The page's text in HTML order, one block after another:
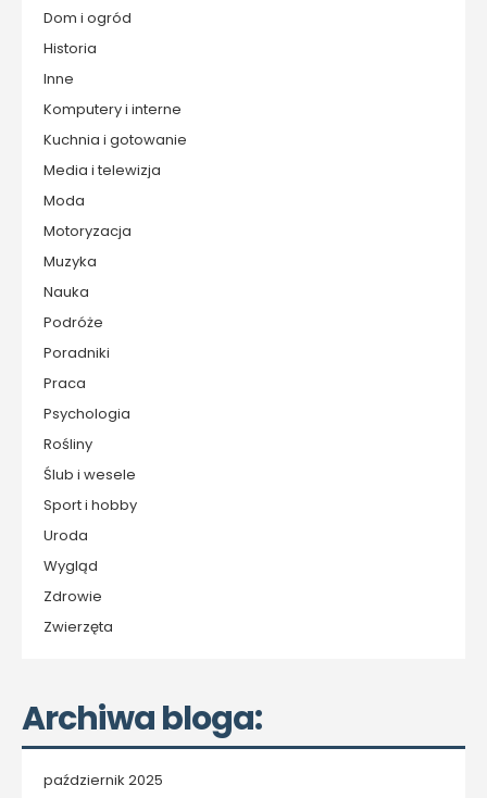
Dom i ogród
Historia
Inne
Komputery i interne
Kuchnia i gotowanie
Media i telewizja
Moda
Motoryzacja
Muzyka
Nauka
Podróże
Poradniki
Praca
Psychologia
Rośliny
Ślub i wesele
Sport i hobby
Uroda
Wygląd
Zdrowie
Zwierzęta
Archiwa bloga:
październik 2025